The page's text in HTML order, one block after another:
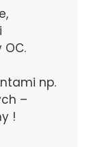
np.
–
!